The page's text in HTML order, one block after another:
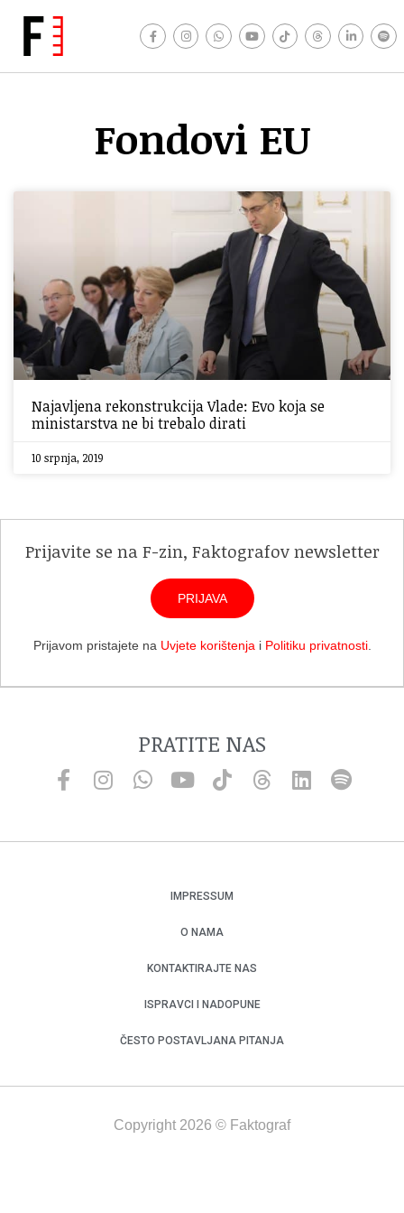
Fondovi EU
Najavljena rekonstrukcija Vlade: Evo koja se
ministarstva ne bi trebalo dirati
10 srpnja, 2019
Prijavite se na F-zin, Faktografov newsletter
PRIJAVA
Prijavom pristajete na Uvjete korištenja i Politiku privatnosti.
PRATITE NAS
IMPRESSUM
O NAMA
KONTAKTIRAJTE NAS
ISPRAVCI I NADOPUNE
ČESTO POSTAVLJANA PITANJA
Copyright 2026 © Faktograf